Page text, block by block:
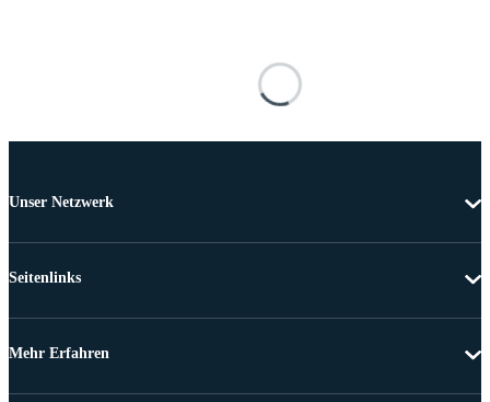
Unser Netzwerk
Seitenlinks
Mehr Erfahren